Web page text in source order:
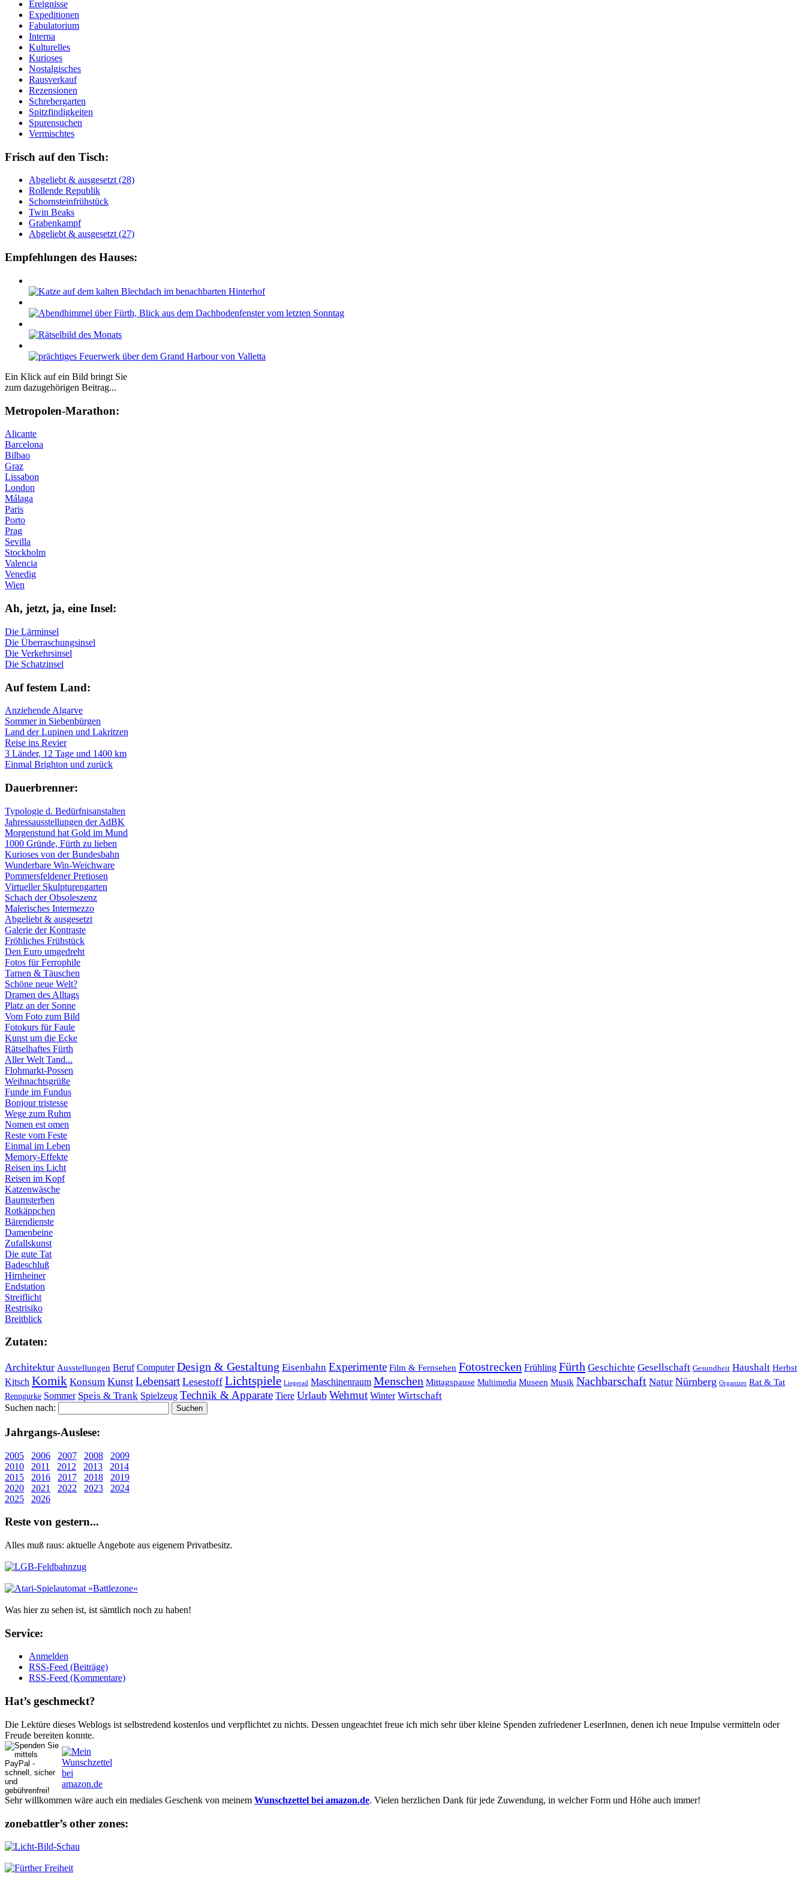
Ereignisse
Expeditionen
Fabulatorium
Interna
Kulturelles
Kurioses
Nostalgisches
Rausverkauf
Rezensionen
Schrebergarten
Spitzfindigkeiten
Spurensuchen
Vermischtes
Frisch auf den Tisch:
Ab­ge­liebt & aus­ge­setzt (28)
Rol­len­de Re­pu­blik
Schorn­stein­früh­stück
Twin Beaks
Gra­ben­kampf
Ab­ge­liebt & aus­ge­setzt (27)
Empfehlungen des Hauses:
Ein Klick auf ein Bild bringt Sie
zum dazugehörigen Beitrag...
Me­tro­po­len-Ma­ra­thon:
Alicante
Barcelona
Bilbao
Graz
Lissabon
London
Málaga
Paris
Porto
Prag
Sevilla
Stockholm
Valencia
Venedig
Wien
Ah, jetzt, ja, ei­ne In­sel:
Die Lärminsel
Die Überraschungsinsel
Die Verkehrsinsel
Die Schatzinsel
Auf fe­stem Land:
Anziehende Algarve
Sommer in Siebenbürgen
Land der Lupinen und Lakritzen
Reise ins Revier
3 Länder, 12 Tage und 1400 km
Einmal Brighton und zurück
Dau­er­bren­ner:
Typologie d. Bedürfnisanstalten
Jahressausstellungen der AdBK
Morgenstund hat Gold im Mund
1000 Gründe, Fürth zu lieben
Kurioses von der Bundesbahn
Wunderbare Win-Weichware
Pommersfeldener Pretiosen
Virtueller Skulpturengarten
Schach der Obsoleszenz
Malerisches Intermezzo
Abgeliebt & ausgesetzt
Galerie der Kontraste
Fröhliches Frühstück
Den Euro umgedreht
Fotos für Ferrophile
Tarnen & Täuschen
Schöne neue Welt?
Dramen des Alltags
Platz an der Sonne
Vom Foto zum Bild
Fotokurs für Faule
Kunst um die Ecke
Rätselhaftes Fürth
Aller Welt Tand...
Flohmarkt-Possen
Weihnachtsgrüße
Funde im Fundus
Bonjour tristesse
Wege zum Ruhm
Nomen est omen
Reste vom Feste
Einmal im Leben
Memory-Effekte
Reisen ins Licht
Reisen im Kopf
Katzenwäsche
Baumsterben
Rotkäppchen
Bärendienste
Damenbeine
Zufallskunst
Die gute Tat
Badeschluß
Hirnheiner
Endstation
Streiflicht
Restrisiko
Breitblick
Zu­ta­ten:
Architektur Ausstellungen Beruf Computer Design & Gestaltung Eisenbahn Experimente Film & Fernsehen Fotostrecken Frühling Fürth Geschichte Gesellschaft Gesundheit Haushalt Herbst
Kitsch Komik Konsum Kunst Lebensart Lesestoff Lichtspiele Liegerad Maschinenraum Menschen Mittagspause Multimedia Museen Musik Nachbarschaft Natur Nürnberg Organizer Rat & Tat
Renngurke Sommer Speis & Trank Spielzeug Technik & Apparate Tiere Urlaub Wehmut Winter Wirtschaft
Suchen nach:
Jahr­gangs-Aus­le­se:
2005 2006 2007 2008
2009
2010
2011 2012 2013
2014
2015
2016 2017 2018
2019
2020
2021 2022 2023
2024
2025
2026
Re­ste von ge­stern...
Alles muß raus: aktuelle An­ge­bo­te aus eigenem Privatbesitz.
Was hier zu sehen ist, ist sämt­lich noch zu haben!
Ser­vice:
Anmelden
RSS-Feed (Beiträge)
RSS-Feed (Kommentare)
Hat’s ge­schmeckt?
Die Lektüre dieses Weblogs ist selbstredend kostenlos und ver­pflich­tet zu nichts. Dessen un­ge­achtet freue ich mich sehr über kleine Spenden zufriedener Le­serInnen, denen ich neue Im­pul­se vermitteln oder
Freude bereiten konnte.
Sehr willkommen wäre auch ein mediales Geschenk von meinem Wunschzettel bei amazon.de. Vielen herzlichen Dank für jede Zuwendung, in welcher Form und Höhe auch immer!
zonebattler’s other zo­nes: